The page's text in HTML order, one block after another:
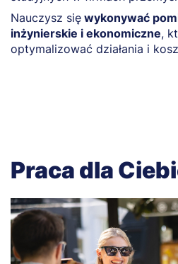
Nauczysz się wykonywać
inżynierskie i ekonomiczne,
optymalizować działania i
Praca dla